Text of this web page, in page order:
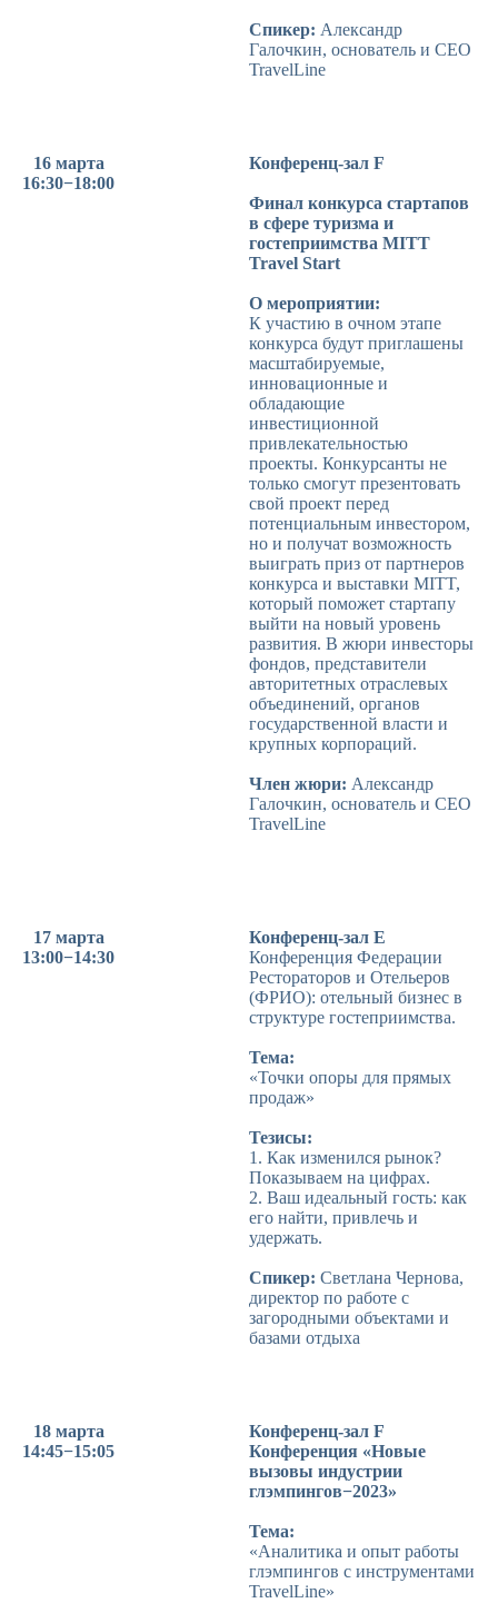
Спикер: Александр
Галочкин, основатель и CEO
TravelLine
16 марта
16:30−18:00
Конференц-зал F
Финал конкурса стартапов
в сфере туризма и
гостеприимства MITT
Travel Start
О мероприятии:
К участию в очном этапе
конкурса будут приглашены
масштабируемые,
инновационные и
обладающие
инвестиционной
привлекательностью
проекты. Конкурсанты не
только смогут презентовать
свой проект перед
потенциальным инвестором,
но и получат возможность
выиграть приз от партнеров
конкурса и выставки MITT,
который поможет стартапу
выйти на новый уровень
развития. В жюри инвесторы
фондов, представители
авторитетных отраслевых
объединений, органов
государственной власти и
крупных корпораций.
Член жюри: Александр
Галочкин, основатель и CEO
TravelLine
17 марта
13:00−14:30
Конференц-зал E
Конференция Федерации
Рестораторов и Отельеров
(ФРИО): отельный бизнес в
структуре гостеприимства.
Тема:
«Точки опоры для прямых
продаж»
Тезисы:
1. Как изменился рынок?
Показываем на цифрах.
2. Ваш идеальный гость: как
его найти, привлечь и
удержать.
Спикер: Светлана Чернова,
директор по работе с
загородными объектами и
базами отдыха
18 марта
14:45−15:05
Конференц-зал F
Конференция «Новые
вызовы индустрии
глэмпингов−2023»
Тема:
«Аналитика и опыт работы
глэмпингов с инструментами
TravelLine»